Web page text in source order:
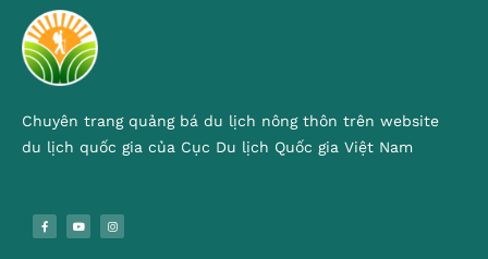
Chuyên trang quảng bá du lịch nông thôn trên website
du lịch quốc gia của Cục Du lịch Quốc gia Việt Nam